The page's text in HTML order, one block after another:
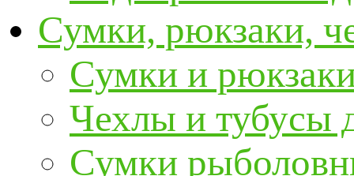
Сумки, рюкзаки,
Сумки и
Чехлы и тубусы
Сумки